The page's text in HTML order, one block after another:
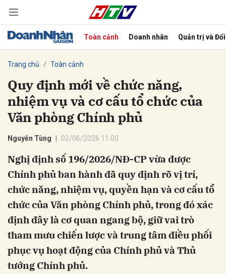
Toàn cảnh Doanh nhân Quản trị và
Trang chủ Toàn cảnh
Quy định mới về chức năng,
nhiệm vụ và cơ cấu tổ chức của
Văn phòng Chính phủ
Nguyễn Tùng 02/06/2026 11:00
Nghị định số 196/2026/NĐ-CP vừa được
Chính phủ ban hành đã quy định rõ vị trí,
chức năng, nhiệm vụ, quyền hạn và cơ cấu tổ
chức của Văn phòng Chính phủ, trong đó xác
định đây là cơ quan ngang bộ, giữ vai trò
tham mưu chiến lược và trung tâm điều phối
phục vụ hoạt động của Chính phủ và Thủ
tướng Chính phủ.
Hủy